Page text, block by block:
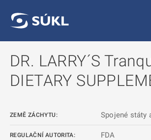
DR. LARRY´S
DIETARY
ZEMĚ ZÁCHYTU: Spojené státy
REGULAČNÍ AUTORITA: FDA